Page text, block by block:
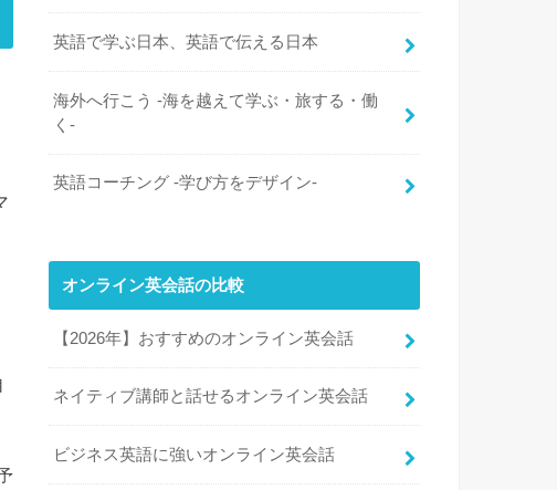
英語で学ぶ日本、英語で伝える日本
海外へ行こう -海を越えて学ぶ・旅する・働
く-
英語コーチング -学び方をデザイン-
オンライン英会話の比較
【2026年】おすすめのオンライン英会話
ネイティブ講師と話せるオンライン英会話
ビジネス英語に強いオンライン英会話